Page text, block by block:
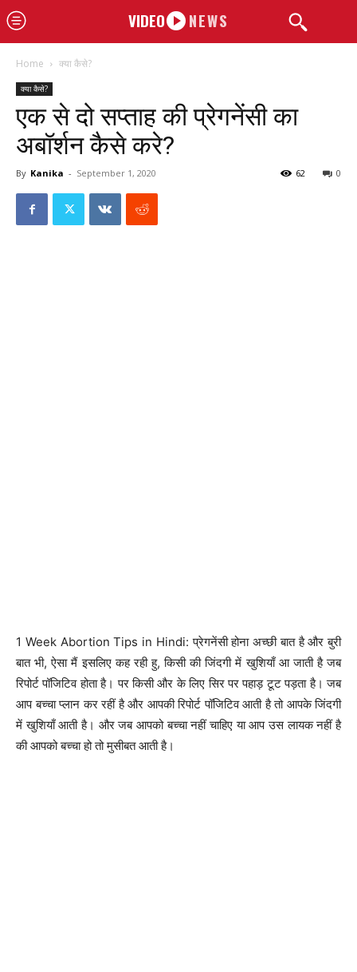
VIDEO NEWS
Home क्या कैसे?
क्या कैसे?
एक से दो सप्ताह की प्रेगनेंसी का
अबॉर्शन कैसे करे?
By Kanika - September 1, 2020 0
62
1 Week Abortion Tips in Hindi: प्रेगनेंसी होना अच्छी बात है और बुरी
बात भी, ऐसा मैं इसलिए कह रही हु, किसी की जिंदगी में खुशियाँ आ जाती है जब
रिपोर्ट पॉजिटिव होता है। पर किसी और के लिए सिर पर पहाड़ टूट पड़ता है। जब
आप बच्चा प्लान कर रहीं है और आपकी रिपोर्ट पॉजिटिव आती है तो आपके जिंदगी
में खुशियाँ आती है। और जब आपको बच्चा नहीं चाहिए या आप उस लायक नहीं है
की आपको बच्चा हो तो मुसीबत आती है।